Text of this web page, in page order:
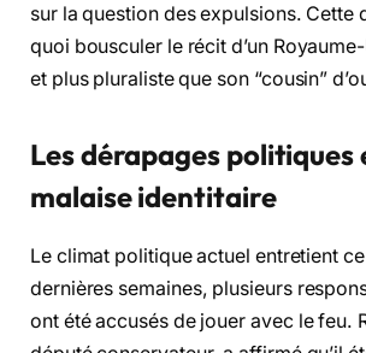
sur la question des expulsions. Cette
quoi bousculer le récit d’un
et plus pluraliste que son “cousin”
Les dérapages politiques
malaise identitaire
Le climat politique actuel entretient
dernières semaines, plusieurs
ont été accusés de jouer avec le feu.